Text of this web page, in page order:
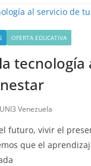
OFERTA EDUCATIVA
tecnología
UNI3 Venezuela
futuro, vivir el
que el